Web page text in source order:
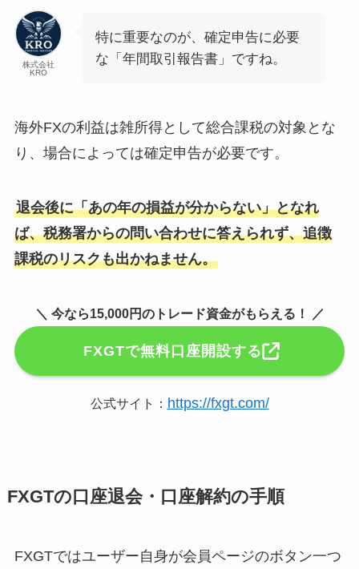
株式会社
KRO
特に重要なのが、確定申告に必要
な「年間取引報告書」ですね。
海外FXの利益は雑所得として総合課税の対象とな
り、場合によっては確定申告が必要です。
退会後に「あの年の損益が分からない」となれ
ば、税務署からの問い合わせに答えられず、追徴
課税のリスクも出かねません。
＼ 今なら15,000円のトレード資金がもらえる！ ／
FXGTで無料口座開設する
公式サイト： https://fxgt.com/
FXGTの口座退会・口座解約の手順
FXGTではユーザー自身が会員ページのボタン一つ